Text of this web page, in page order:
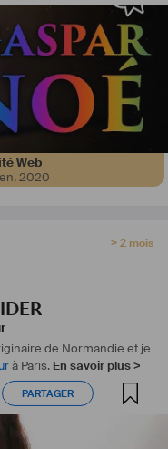
Web
,2020
> 2 mois
de Normandie et je
à Paris. En savoir plus >
de film :
Film Institutionnel
projets audiovisuels.
PARTAGER
PARTAGER